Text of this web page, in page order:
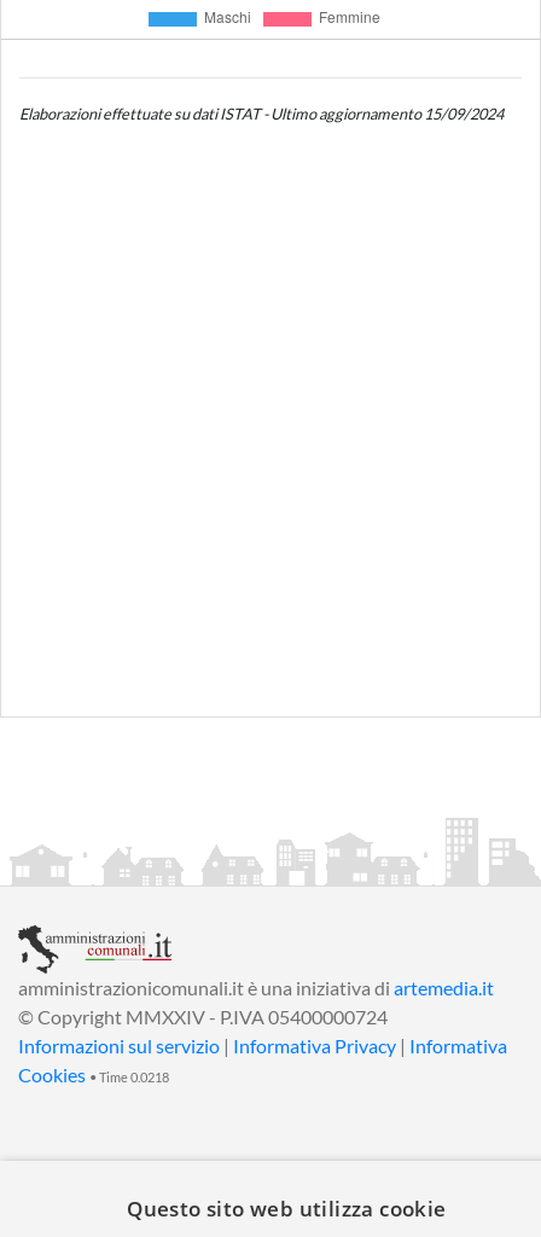
Elaborazioni effettuate su dati ISTAT - Ultimo aggiornamento 15/09/2024
amministrazionicomunali.it è una iniziativa di artemedia.it
© Copyright MMXXIV - P.IVA 05400000724
Informazioni sul servizio | Informativa Privacy | Informativa
Cookies • Time 0.0218
Questo sito web utilizza cookie